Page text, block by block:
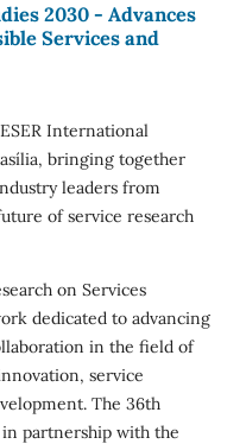
2030 - Advances
Services and
International
bringing together
leaders from
of service research
on Services
dedicated to advancing
in the field of
service
The 36th
in partnership with the